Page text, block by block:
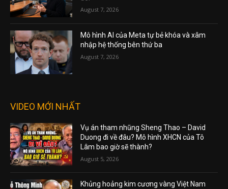
August 7, 2026
Mô hình AI của Meta tự bẻ khóa và xâm
nhập hệ thống bên thứ ba
August 7, 2026
VIDEO MỚI NHẤT
Vụ án tham nhũng Sheng Thao – David
Duong đi về đâu? Mô hình XHCN của Tô
Lâm bao giờ sẽ thành?
August 5, 2026
Khủng hoảng kim cương vàng Việt Nam